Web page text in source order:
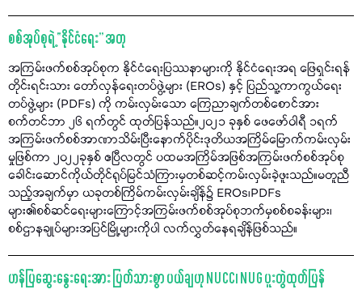
စစ်အုပ်စုရဲ့ “နိုင်ငံရေး” အတု
အကြမ်းဖက်စစ်အုပ်စုက နိုင်ငံရေးပြဿနာများကို နိုင်ငံရေးအရ ဖြေရှင်းရန်
တိုင်းရင်းသား တော်လှန်ရေးတပ်ဖွဲ့များ (EROs) နှင့် ပြည်သူ့ကာကွယ်ရေး
တပ်ဖွဲ့များ (PDFs) ကို ကမ်းလှမ်းသော ကြေညာချက်တစ်စောင်အား
စက်တင်ဘာ ၂၆ ရက်တွင် ထုတ်ပြန်သည်။၂၀၂၁ ခုနှစ် ဖေဖော်ဝါရီ ၁ရက်
အကြမ်းဖက်စစ်အာဏာသိမ်းပြီးနောက်ပိုင်းဒုတိယအကြိမ်မြောက်ကမ်းလှမ်း
မှုဖြစ်ကာ ၂၀၂၂ခုနှစ် ဧပြီလတွင် ပထမအကြိမ်အဖြစ်အကြမ်းဖက်စစ်အုပ်စု
ခေါင်းဆောင်ကိုယ်တိုင်ရုပ်မြင်သံကြားမှတစ်ဆင့်ကမ်းလှမ်းခဲ့ဖူးသည်။မတူညီ
သည့်အချက်မှာ ယခုတစ်ကြိမ်ကမ်းလှမ်းချိန်၌ EROs၊PDFs
များ၏စစ်ဆင်ရေးများကြောင့်အကြမ်းဖက်စစ်အုပ်စုဘက်မှစစ်စခန်းများ၊
စစ်ဌာနချုပ်များအပြင်မြို့များကိုပါ လက်လွှတ်နေရချိန်ဖြစ်သည်။
ဟန်ပြဆွေးနွေးရေးအား ပြတ်သားစွာ ပယ်ချဟု NUCC၊ NUG ပူးတွဲထုတ်ပြန်